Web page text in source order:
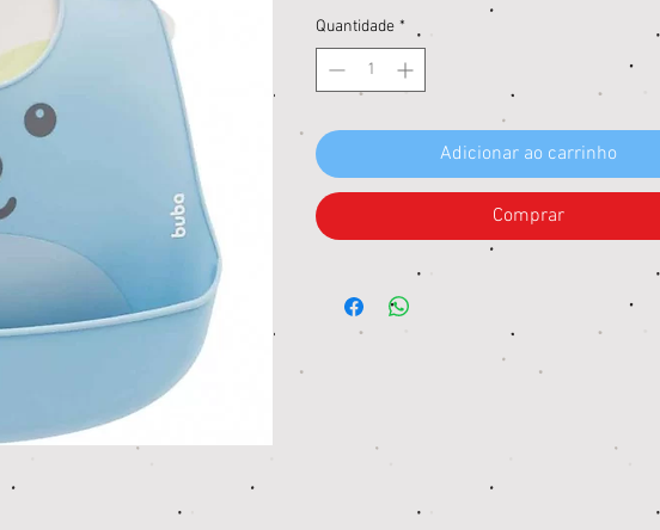
Quantidade *
Adicionar ao carrinho
Comprar